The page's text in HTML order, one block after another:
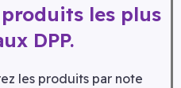
les plus
DPP.
les produits par note